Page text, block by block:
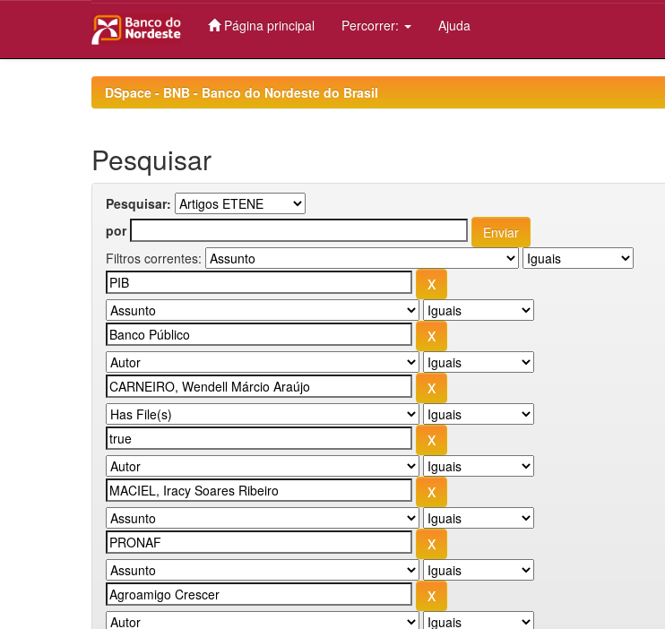
Página principal Percorrer: Ajuda
DSpace - BNB - Banco do Nordeste do Brasil
Pesquisar
Pesquisar:
por
Filtros correntes: